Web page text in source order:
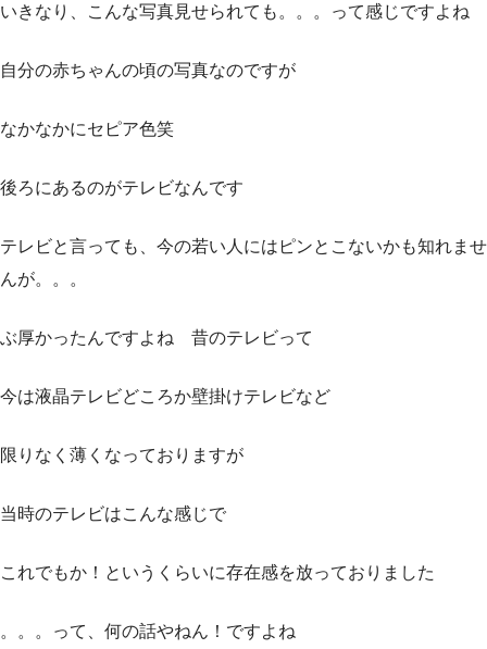
いきなり、こんな写真見せられても。。。って感じですよね
自分の赤ちゃんの頃の写真なのですが
なかなかにセピア色笑
後ろにあるのがテレビなんです
テレビと言っても、今の若い人にはピンとこないかも知れませ
んが。。。
ぶ厚かったんですよね 昔のテレビって
今は液晶テレビどころか壁掛けテレビなど
限りなく薄くなっておりますが
当時のテレビはこんな感じで
これでもか！というくらいに存在感を放っておりました
。。。って、何の話やねん！ですよね